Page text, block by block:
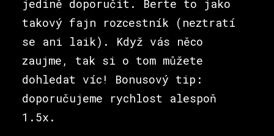
jedině doporučit. Berte to jako
takový fajn rozcestník (neztratí
se ani laik). Když vás něco
zaujme, tak si o tom můžete
dohledat víc! Bonusový tip:
doporučujeme rychlost alespoň
1.5x.